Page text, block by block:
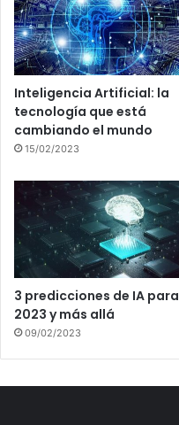
Inteligencia Artificial: la
tecnología que está
cambiando el mundo
15/02/2023
3 predicciones de IA para
2023 y más allá
09/02/2023